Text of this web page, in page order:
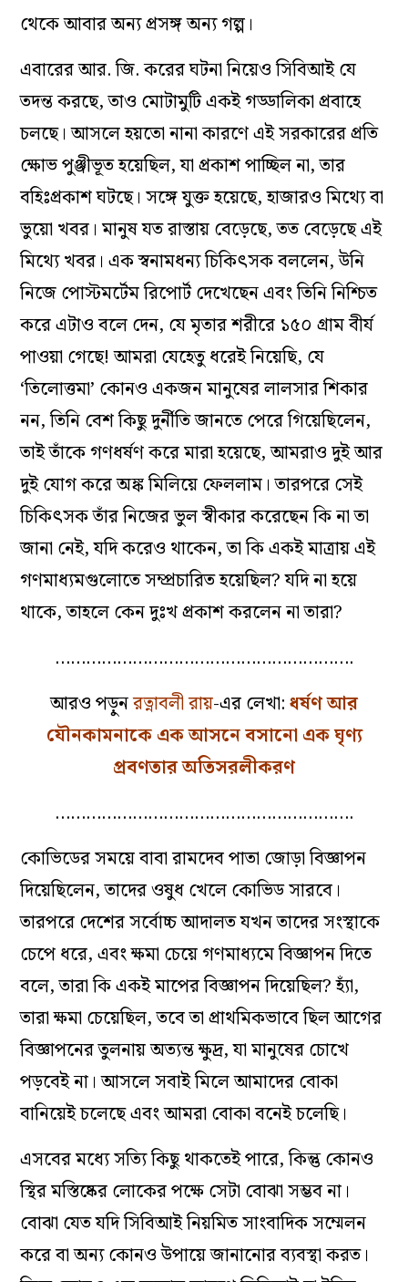
থেকে আবার অন্য প্রসঙ্গ অন্য গল্প।
এবারের আর. জি. করের ঘটনা নিয়েও সিবিআই যে
তদন্ত করছে, তাও মোটামুটি একই গড্ডালিকা প্রবাহে
চলছে। আসলে হয়তো নানা কারণে এই সরকারের প্রতি
ক্ষোভ পুঞ্জীভূত হয়েছিল, যা প্রকাশ পাচ্ছিল না, তার
বহিঃপ্রকাশ ঘটছে। সঙ্গে যুক্ত হয়েছে, হাজারও মিথ্যে বা
ভুয়ো খবর। মানুষ যত রাস্তায় বেড়েছে, তত বেড়েছে এই
মিথ্যে খবর। এক স্বনামধন্য চিকিৎসক বললেন, উনি
নিজে পোস্টমর্টেম রিপোর্ট দেখেছেন এবং তিনি নিশ্চিত
করে এটাও বলে দেন, যে মৃতার শরীরে ১৫০ গ্রাম বীর্য
পাওয়া গেছে! আমরা যেহেতু ধরেই নিয়েছি, যে
‘তিলোত্তমা’ কোনও একজন মানুষের লালসার শিকার
নন, তিনি বেশ কিছু দুর্নীতি জানতে পেরে গিয়েছিলেন,
তাই তাঁকে গণধর্ষণ করে মারা হয়েছে, আমরাও দুই আর
দুই যোগ করে অঙ্ক মিলিয়ে ফেললাম। তারপরে সেই
চিকিৎসক তাঁর নিজের ভুল স্বীকার করেছেন কি না তা
জানা নেই, যদি করেও থাকেন, তা কি একই মাত্রায় এই
গণমাধ্যমগুলোতে সম্প্রচারিত হয়েছিল? যদি না হয়ে
থাকে, তাহলে কেন দুঃখ প্রকাশ করলেন না তারা?
………………………………………………….
আরও পড়ুনরত্নাবলী রায়-এর লেখা:ধর্ষণ আর
যৌনকামনাকে এক আসনে বসানো এক ঘৃণ্য
প্রবণতার অতিসরলীকরণ
………………………………………………….
কোভিডের সময়ে বাবা রামদেব পাতা জোড়া বিজ্ঞাপন
দিয়েছিলেন, তাদের ওষুধ খেলে কোভিড সারবে।
তারপরে দেশের সর্বোচ্চ আদালত যখন তাদের সংস্থাকে
চেপে ধরে, এবং ক্ষমা চেয়ে গণমাধ্যমে বিজ্ঞাপন দিতে
বলে, তারা কি একই মাপের বিজ্ঞাপন দিয়েছিল? হ্যাঁ,
তারা ক্ষমা চেয়েছিল, তবে তা প্রাথমিকভাবে ছিল আগের
বিজ্ঞাপনের তুলনায় অত্যন্ত ক্ষুদ্র, যা মানুষের চোখে
পড়বেই না। আসলে সবাই মিলে আমাদের বোকা
বানিয়েই চলেছে এবং আমরা বোকা বনেই চলেছি।
এসবের মধ্যে সত্যি কিছু থাকতেই পারে, কিন্তু কোনও
স্থির মস্তিষ্কের লোকের পক্ষে সেটা বোঝা সম্ভব না।
বোঝা যেত যদি সিবিআই নিয়মিত সাংবাদিক সম্মেলন
করে বা অন্য কোনও উপায়ে জানানোর ব্যবস্থা করত।